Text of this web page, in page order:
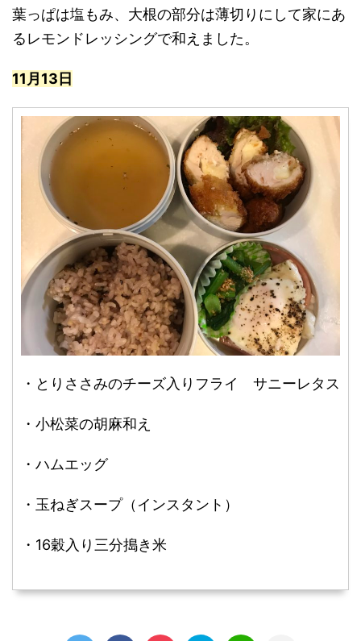
葉っぱは塩もみ、大根の部分は薄切りにして家にあ
るレモンドレッシングで和えました。
11月13日
・とりささみのチーズ入りフライ サニーレタス
・小松菜の胡麻和え
・ハムエッグ
・玉ねぎスープ（インスタント）
・16穀入り三分搗き米